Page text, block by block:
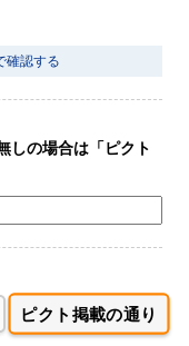
確認する
しの場合は「ピクト
ピクト掲載の通り